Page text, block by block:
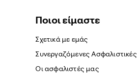
Ποιοι είμαστε
Σχετικά με εμάς
Συνεργαζόμενες Ασφαλιστικές
Οι ασφαλιστές μας